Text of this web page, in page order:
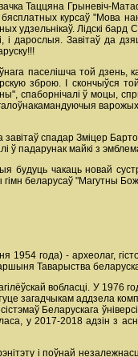
Таццяна Грыневіч-
бясплатных курсаў "Мова
удзельнікаў. Лідскі
і дарослыя. Завітаў да
паселішча той дзень,
зброю. І скончыўся
спаборнічалі ў моцы,
спадар Зміцер
ў падарунак майкі з
будуць чакаць новай
гімн беларусаў "Магутны
1954 года) - археолаг,
Таварыства
вобласці. У
загадчыкам аддзела
Беларускага
у 2017-2018 адзін з
і поўнай